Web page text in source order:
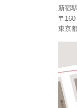
新宿
〒
東京